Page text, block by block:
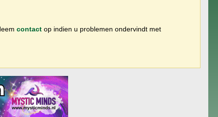
contact op indien u problemen ondervindt met